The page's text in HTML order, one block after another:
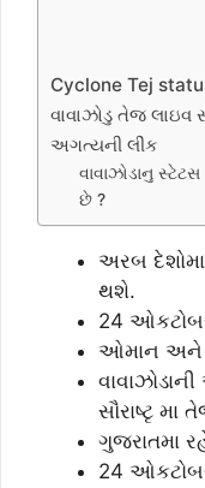
Cyclone Tej
વાવાઝોડુ તેજ લાઇવ
અગત્યની લીંક
વાવાઝોડાનુ
છે ?
અરબ
થશે.
24
ઓમાન અને
સૌરાષ્ટૃ મા
ગુજરાતમા
24